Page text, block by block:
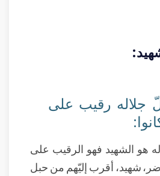
جلاله رقيب على
هو الشهيد فهو الرقيب على
شهيد، أقرب إليّهم من حبل